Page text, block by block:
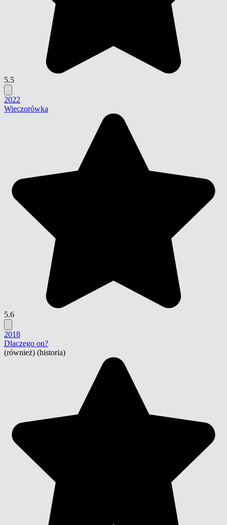
5.5
2022
Wieczorówka
5.6
2018
Dlaczego on?
(również) (historia)